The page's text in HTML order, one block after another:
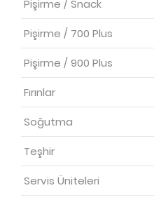
Pişirme / Snack
Pişirme / 700 Plus
Pişirme / 900 Plus
Fırınlar
Soğutma
Teşhir
Servis Üniteleri